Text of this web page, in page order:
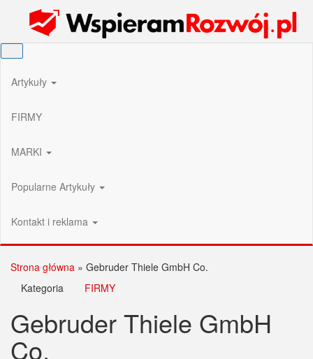
Wspieram Rozwój PL
Artykuły
FIRMY
MARKI
Popularne Artykuły
Kontakt i reklama
Strona główna » Gebruder Thiele GmbH Co.
Kategoria
FIRMY
Gebruder Thiele GmbH
Co.